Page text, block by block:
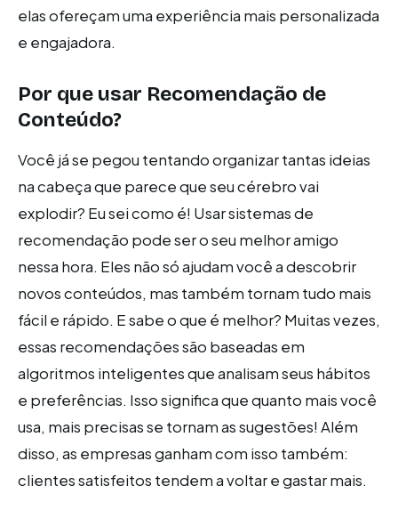
elas ofereçam uma experiência mais personalizada
e engajadora.
Por que usar Recomendação de
Conteúdo?
Você já se pegou tentando organizar tantas ideias
na cabeça que parece que seu cérebro vai
explodir? Eu sei como é! Usar sistemas de
recomendação pode ser o seu melhor amigo
nessa hora. Eles não só ajudam você a descobrir
novos conteúdos, mas também tornam tudo mais
fácil e rápido. E sabe o que é melhor? Muitas vezes,
essas recomendações são baseadas em
algoritmos inteligentes que analisam seus hábitos
e preferências. Isso significa que quanto mais você
usa, mais precisas se tornam as sugestões! Além
disso, as empresas ganham com isso também:
clientes satisfeitos tendem a voltar e gastar mais.